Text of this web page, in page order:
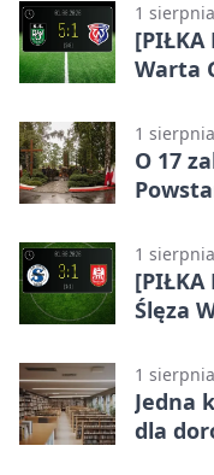
1
[PIŁKA
Warta
Lidze
1
O 17
1
[PIŁKA
Ślęza
Grupa
1
Jedna
dla